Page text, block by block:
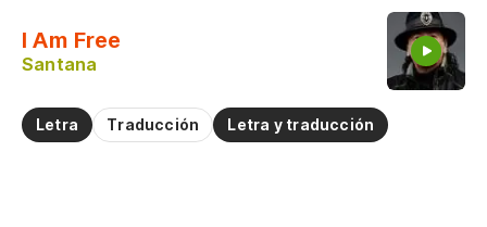
I Am Free
Santana
Letra Traducción Letra y traducción
Practicar la pronunciación de